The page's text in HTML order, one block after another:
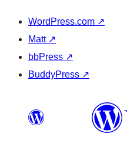
WordPress.com ↗
Matt ↗
bbPress ↗
BuddyPress ↗